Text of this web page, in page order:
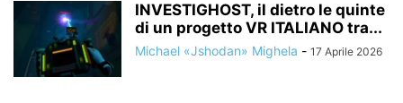
INVESTIGHOST, il dietro le quinte
di un progetto VR ITALIANO tra...
Michael «Jshodan» Mighela - 17 Aprile 2026